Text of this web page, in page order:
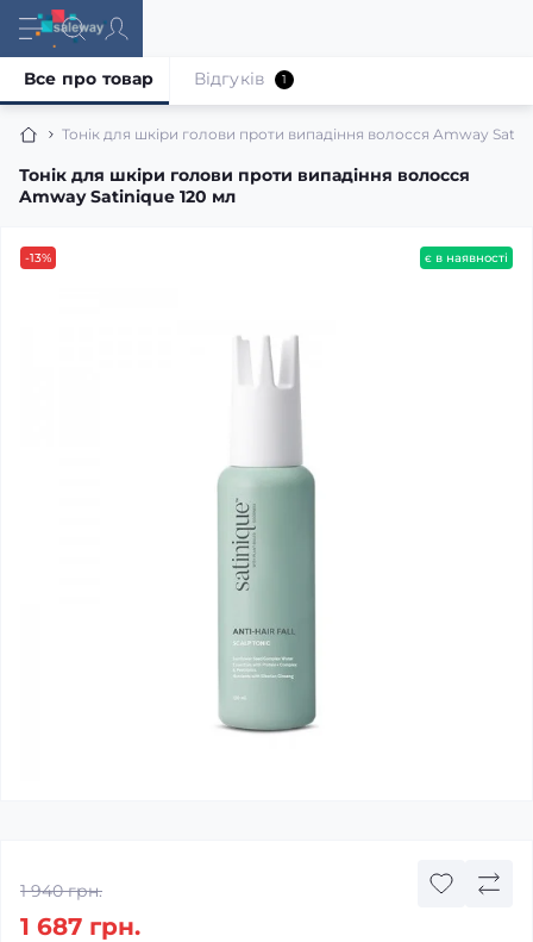
Тонік для шкіри голови проти випадіння волосся Amway
Тонік для шкіри голови проти випадіння волосся
Amway Satinique 120 мл
Все про товар Відгуків 1
-13% є в наявності
1 940 грн.
1 687 грн.